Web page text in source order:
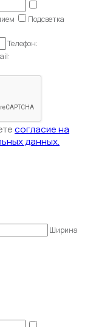
Подсветка
Телефон:
согласие на
данных.
Ширина